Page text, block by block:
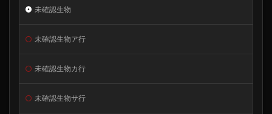
未確認生物
未確認生物ア行
未確認生物カ行
未確認生物サ行